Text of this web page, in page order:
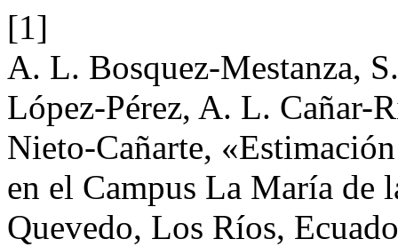
[1]
A. L. Bosquez-Mestanza,
López-Pérez, A. L. Cañar-
Nieto-Cañarte,
en el Campus La María de
Quevedo, Los Ríos,